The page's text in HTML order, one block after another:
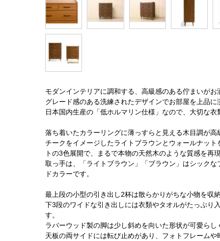
モダンインテリアに調和する、高級感のある佇まいがお
グレード感のある洗練されたデザインでお部屋を上品に
日本国内生産の「低ホルマリン仕様」なので、大切な
落ち着いたカラーリングに薄っすらと見える木目調が高
チークをイメージしたライトブラウンとウォールナッ
トの3色展開で、まるで本物の天然木のような質感を再
取っ手は、「ライトブラウン」「ブラウン」はシック
ドカラーです。
最上段の小型の引き出し2杯は散らかりがちな小物を収
下3段のワイドな引き出しには衣類やタオルがたっぷり
す。
ラバーウッド製の脚は少し斜めを向いた形状が可愛ら
天板の両サイドには転び止めがあり、フォトフレーム